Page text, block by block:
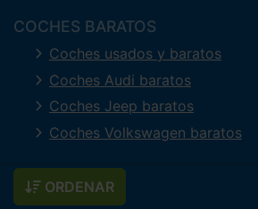
ORDENAR
COCHES BARATOS
Coches usados y baratos
Coches Audi baratos
Coches Jeep baratos
Coches Volkswagen baratos
Política de cookies